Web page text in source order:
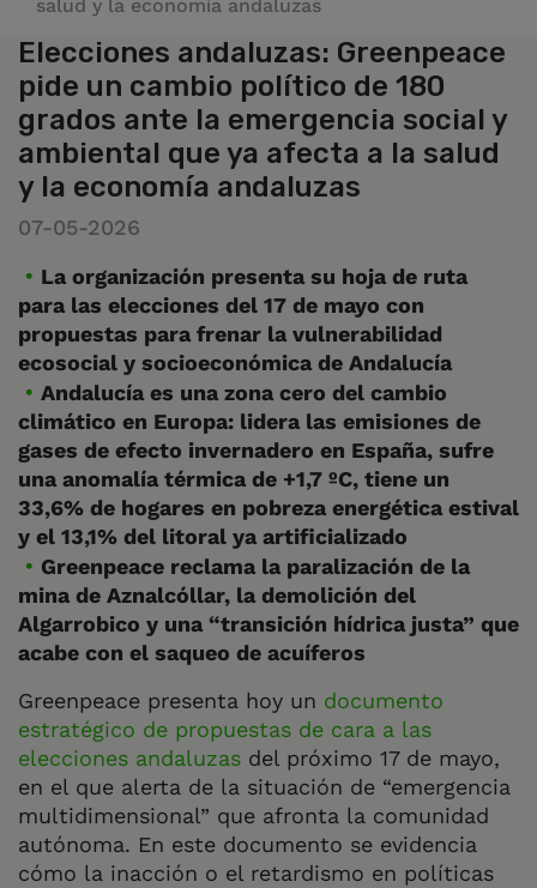
salud y la economía andaluzas
Elecciones andaluzas: Greenpeace
pide un cambio político de 180
grados ante la emergencia social y
ambiental que ya afecta a la salud
y la economía andaluzas
07-05-2026
La organización presenta su hoja de ruta
para las elecciones del 17 de mayo con
propuestas para frenar la vulnerabilidad
ecosocial y socioeconómica de Andalucía
Andalucía es una zona cero del cambio
climático en Europa: lidera las emisiones de
gases de efecto invernadero en España, sufre
una anomalía térmica de +1,7 ºC, tiene un
33,6% de hogares en pobreza energética estival
y el 13,1% del litoral ya artificializado
Greenpeace reclama la paralización de la
mina de Aznalcóllar, la demolición del
Algarrobico y una “transición hídrica justa” que
acabe con el saqueo de acuíferos
Greenpeace presenta hoy un documento
estratégico de propuestas de cara a las
elecciones andaluzas del próximo 17 de mayo,
en el que alerta de la situación de “emergencia
multidimensional” que afronta la comunidad
autónoma. En este documento se evidencia
cómo la inacción o el retardismo en políticas